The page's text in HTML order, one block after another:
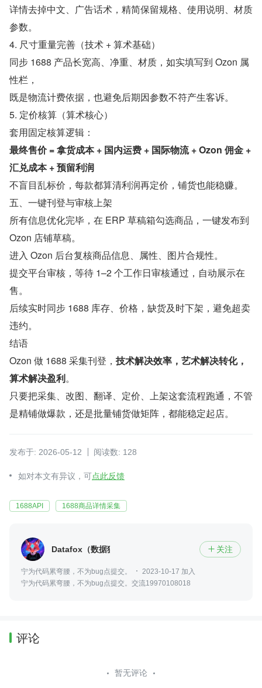
详情去掉中文、广告话术，精简保留规格、使用说明、材质
参数。
4. 尺寸重量完善（技术 + 算术基础）
同步 1688 产品长宽高、净重、材质，如实填写到 Ozon 属
性栏，
既是物流计费依据，也避免后期因参数不符产生客诉。
5. 定价核算（算术核心）
套用固定核算逻辑：
最终售价 = 拿货成本 + 国内运费 + 国际物流 + Ozon 佣金 +
汇兑成本 + 预留利润
不盲目乱标价，每款都算清利润再定价，铺货也能稳赚。
五、一键刊登与审核上架
所有信息优化完毕，在 ERP 草稿箱勾选商品，一键发布到
Ozon 店铺草稿。
进入 Ozon 后台复核商品信息、属性、图片合规性。
提交平台审核，等待 1–2 个工作日审核通过，自动展示在
售。
后续实时同步 1688 库存、价格，缺货及时下架，避免超卖
违约。
结语
Ozon 做 1688 采集刊登， 技术解决效率，艺术解决转化，
算术解决盈利。
只要把采集、改图、翻译、定价、上架这套流程跑通，不管
是精铺做爆款，还是批量铺货做矩阵，都能稳定起店。
发布于: 2026-05-12 阅读数: 128
如对本文有异议，可点此反馈
1688API 1688商品详情采集
Datafox（数据狐）  关注
宁为代码累弯腰，不为bug点提交。
2023-10-17 加入
宁为代码累弯腰，不为bug点提交。交流19970108018
评论
暂无评论